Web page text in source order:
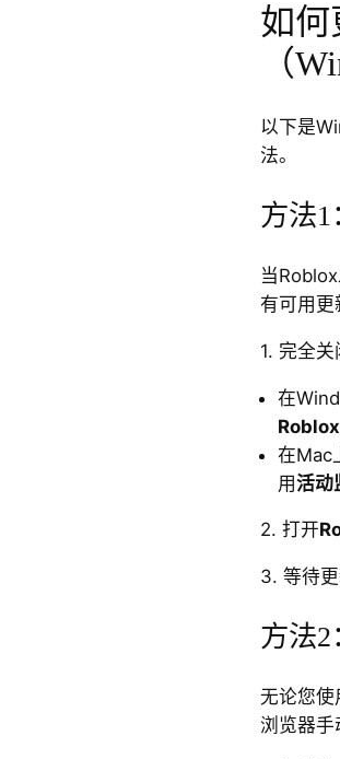
如何
（
以下是
法。
方法
当
有可用更
1. 完全关
在
Roblox
在Mac
用活动
2. 打开
3. 等待
方法2
无论您使
浏览器手